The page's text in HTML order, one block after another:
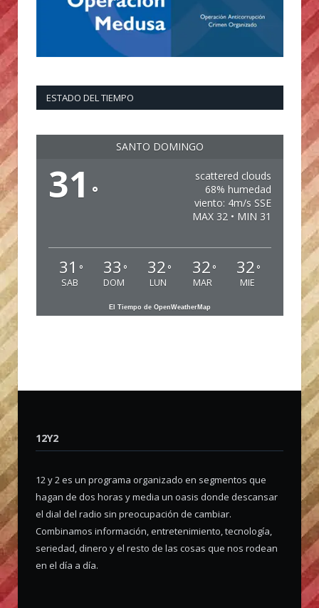
ESTADO DEL TIEMPO
SANTO DOMINGO
31 °
scattered clouds
68% humedad
viento: 4m/s SSE
MAX 32 • MIN 31
31 °
SAB
33 °
DOM
32 °
LUN
32 °
MAR
32 °
MIE
El Tiempo de OpenWeatherMap
12Y2
12 y 2 es un programa organizado en segmentos que
hagan de dos horas y media un oasis donde descansar
el dial del radio sin preocupación de cambiar.
Combinamos información, entretenimiento, tecnología,
seriedad, dinero y el resto de las cosas que nos rodean
en el día a día.